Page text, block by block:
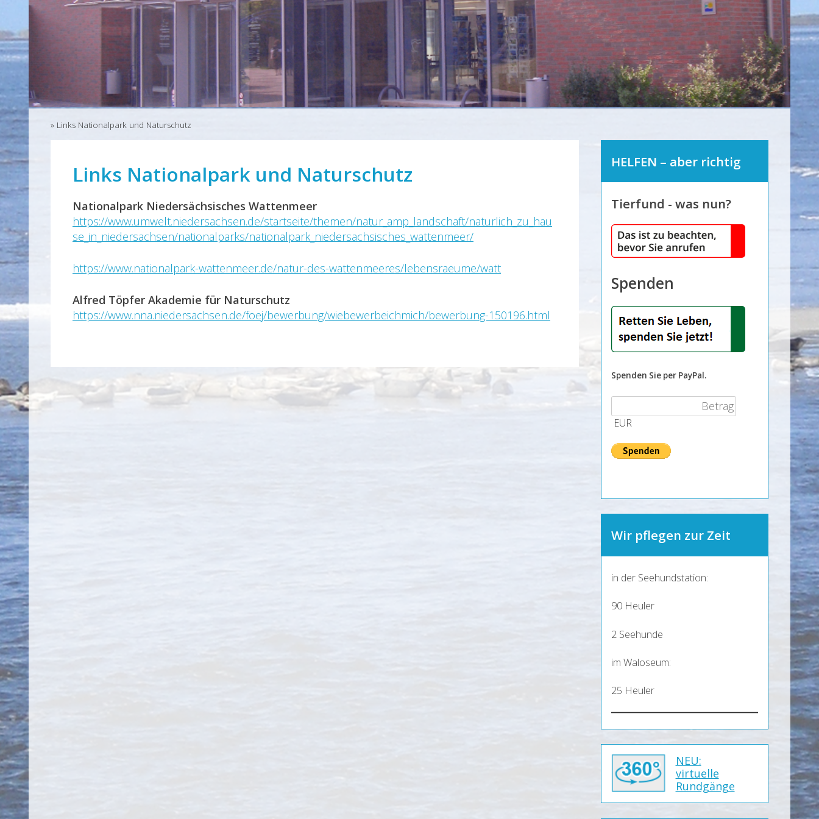
» Links Nationalpark und Naturschutz
Links Nationalpark und Naturschutz
Nationalpark Niedersächsisches Wattenmeer
https://www.umwelt.niedersachsen.de/startseite/themen/natur_amp_landschaft/naturlich_zu_hau
se_in_niedersachsen/nationalparks/nationalpark_niedersachsisches_wattenmeer/
https://www.nationalpark-wattenmeer.de/natur-des-wattenmeeres/lebensraeume/watt
Alfred Töpfer Akademie für Naturschutz
https://www.nna.niedersachsen.de/foej/bewerbung/wiebewerbeichmich/bewerbung-150196.html
HELFEN – aber richtig
Tierfund - was nun?
Spenden
Spenden Sie per PayPal.
EUR
Wir pflegen zur Zeit
in der Seehundstation:
90 Heuler
2 Seehunde
im Waloseum:
25 Heuler
NEU:
virtuelle
Rundgänge